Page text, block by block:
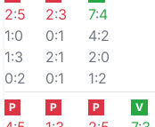
2:5
1:0
1:3
0:2
2:3
0:1
2:1
0:1
7:4
4:2
2:0
1:2
P P P V